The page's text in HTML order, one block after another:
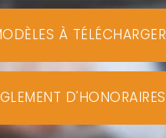
À TÉLÉCHARGER
D'HONORAIRES